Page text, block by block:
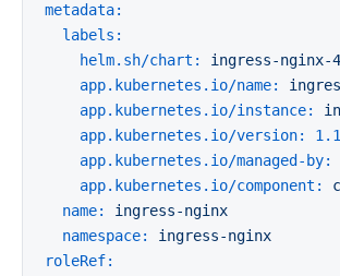
metadata:
labels:
helm.sh/chart:
ingress-nginx-
app.kubernetes.io/name:
app.kubernetes.io/instance:
app.kubernetes.io/version:
1.1
app.kubernetes.io/managed-by:
app.kubernetes.io/component:
name:
ingress-nginx
namespace:
ingress-nginx
roleRef: